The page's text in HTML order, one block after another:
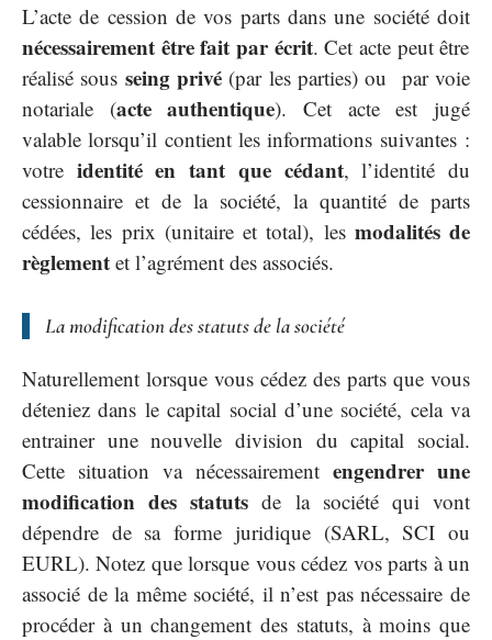
L’acte de cession de vos parts dans une société doit
nécessairement être fait par écrit. Cet acte peut être
réalisé sous seing privé(par les parties) ou par voie
notariale (acte authentique). Cet acte est jugé
valable lorsqu’il contient les informations suivantes :
votre identité en tant que cédant, l’identité du
cessionnaire et de la société, la quantité de parts
cédées, les prix (unitaire et total), les modalités de
règlement et l’agrément des associés.
La modification des statuts de la société
Naturellement lorsque vous cédez des parts que vous
déteniez dans le capital social d’une société, cela va
entrainer une nouvelle division du capital social.
Cette situation va nécessairement engendrer une
modification des statuts de la société qui vont
dépendre de sa forme juridique (SARL, SCI ou
EURL). Notez que lorsque vous cédez vos parts à un
associé de la même société, il n’est pas nécessaire de
procéder à un changement des statuts, à moins que